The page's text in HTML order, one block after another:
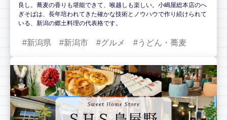
良し。蕎麦の香りも堪能できて、喉越しも楽しい。小嶋屋総本店のへ
ぎそばは、長年培われてきた確かな技術とノウハウで作り続けられて
いる、新潟の郷土料理の代表格です。
新潟県 新潟市 グルメ うどん・蕎麦